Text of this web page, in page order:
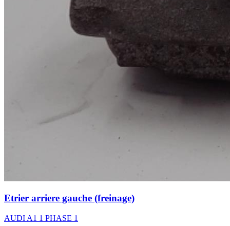
Etrier arriere gauche (freinage)
AUDI A1 1 PHASE 1